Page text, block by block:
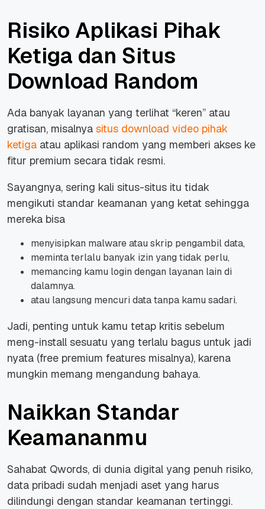
Risiko Aplikasi Pihak
Ketiga dan Situs
Download Random
Ada banyak layanan yang terlihat “keren” atau
gratisan, misalnya situs download video pihak
ketiga atau aplikasi random yang memberi akses ke
fitur premium secara tidak resmi.
Sayangnya, sering kali situs-situs itu tidak
mengikuti standar keamanan yang ketat sehingga
mereka bisa
menyisipkan malware atau skrip pengambil data,
meminta terlalu banyak izin yang tidak perlu,
memancing kamu login dengan layanan lain di
dalamnya.
atau langsung mencuri data tanpa kamu sadari.
Jadi, penting untuk kamu tetap kritis sebelum
meng-install sesuatu yang terlalu bagus untuk jadi
nyata (free premium features misalnya), karena
mungkin memang mengandung bahaya.
Naikkan Standar
Keamananmu
Sahabat Qwords, di dunia digital yang penuh risiko,
data pribadi sudah menjadi aset yang harus
dilindungi dengan standar keamanan tertinggi.